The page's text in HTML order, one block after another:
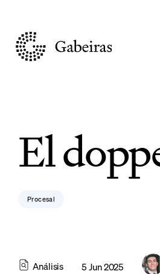
El
Procesal
Análisis 5 Jun 2025